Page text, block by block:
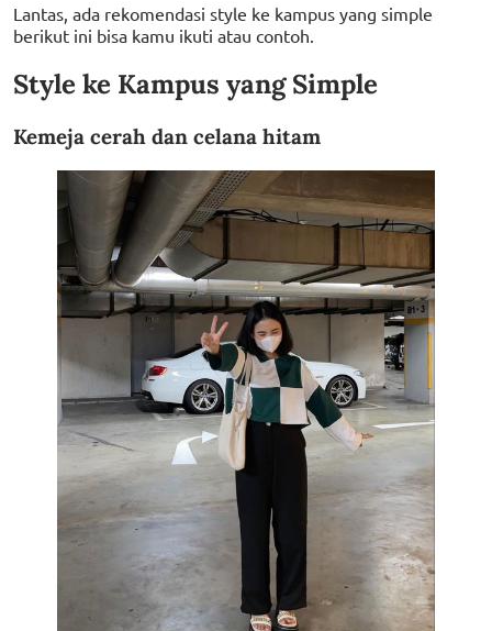
Lantas, ada rekomendasi style ke kampus yang simple
berikut ini bisa kamu ikuti atau contoh.
Style ke Kampus yang Simple
Kemeja cerah dan celana hitam